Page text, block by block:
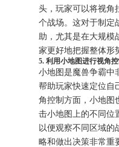
头，玩家可以将视角
个战场。这对于制定
助，尤其是在大规模
家更好地把握整体形
5. 利用小地图进行视角控
小地图是魔兽争霸中
帮助玩家快速定位自
角控制方面，小地图
击小地图上的不同位
以便观察不同区域的
略和做出决策非常重